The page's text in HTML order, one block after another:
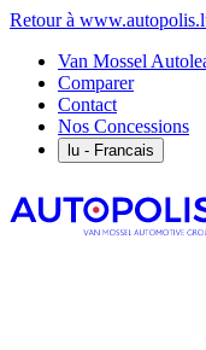
Retour à
Van Mossel
Comparer
Contact
Nos Concessions
lu - Francais